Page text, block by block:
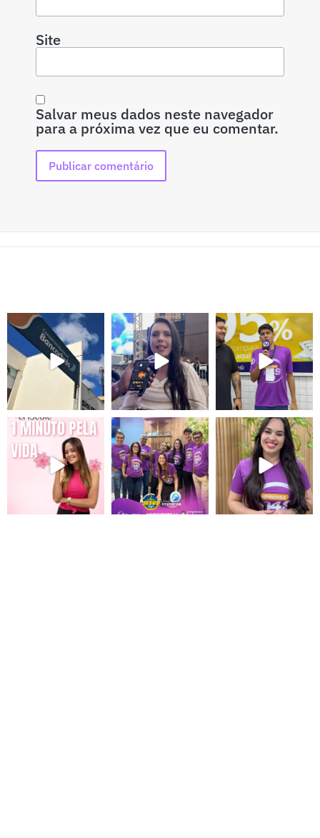
Site
Salvar meus dados neste navegador
para a próxima vez que eu comentar.